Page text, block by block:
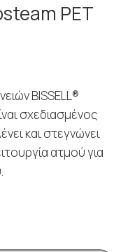
PET
BISSELL®
σχεδιασμένος
και στεγνώνει
ατμού για